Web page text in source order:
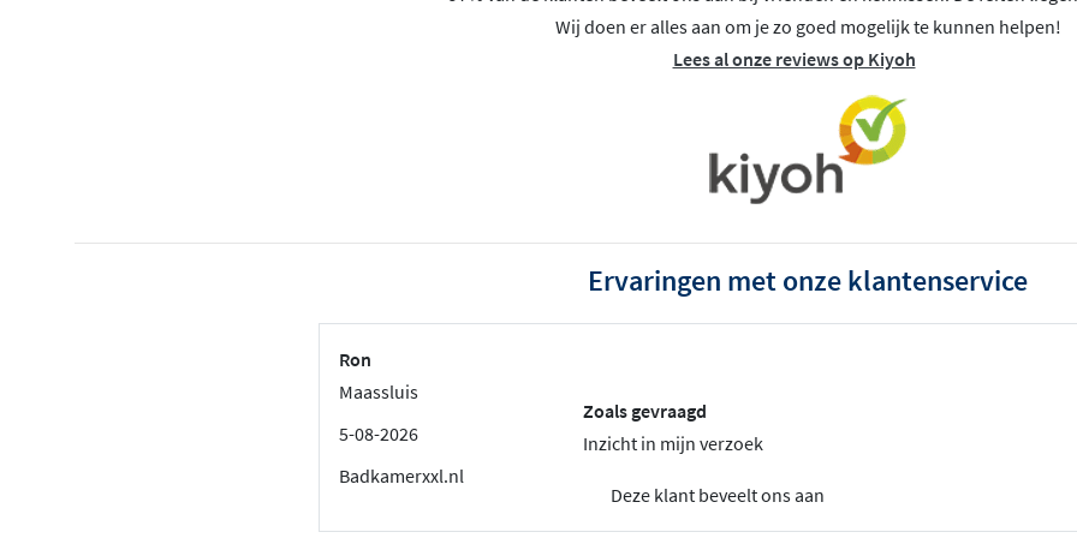
Wij doen er alles aan om je zo goed mogelijk te kunnen helpen!
Lees al onze reviews op Kiyoh
Ervaringen met onze klantenservice
Ron
Maassluis
5-08-2026
Badkamerxxl.nl
Zoals gevraagd
Inzicht in mijn verzoek
Deze klant beveelt ons aan